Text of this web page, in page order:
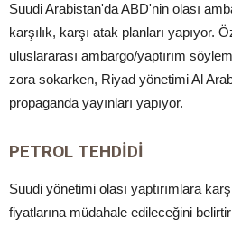
Suudi Arabistan'da ABD'nin olası
karşılık, karşı atak planları yapıyor.
uluslararası ambargo/yaptırım
zora sokarken, Riyad yönetimi Al
propaganda yayınları yapıyor.
PETROL TEHDİDİ
Suudi yönetimi olası yaptırımlara
fiyatlarına müdahale edileceğini